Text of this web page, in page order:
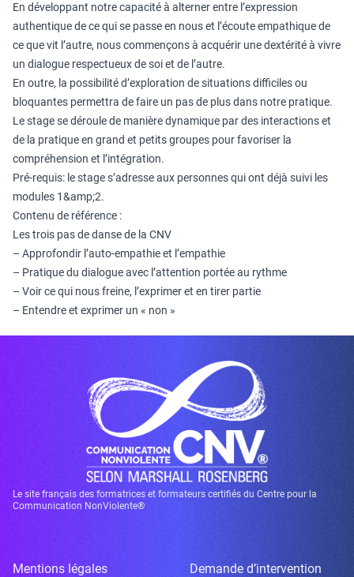
En développant notre capacité à alterner entre l’expression
authentique de ce qui se passe en nous et l’écoute empathique de
ce que vit l’autre, nous commençons à acquérir une dextérité à vivre
un dialogue respectueux de soi et de l’autre.
En outre, la possibilité d’exploration de situations difficiles ou
bloquantes permettra de faire un pas de plus dans notre pratique.
Le stage se déroule de manière dynamique par des interactions et
de la pratique en grand et petits groupes pour favoriser la
compréhension et l’intégration.
Pré-requis: le stage s’adresse aux personnes qui ont déjà suivi les
modules 1&amp;2.
Contenu de référence :
Les trois pas de danse de la CNV
– Approfondir l’auto-empathie et l’empathie
– Pratique du dialogue avec l’attention portée au rythme
– Voir ce qui nous freine, l’exprimer et en tirer partie
– Entendre et exprimer un « non »
Le site français des formatrices et formateurs certifiés du Centre pour la
Communication NonViolente®
Mentions légales
Demande d’intervention